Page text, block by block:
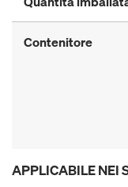
Contenitore
APPLICABILE NEI